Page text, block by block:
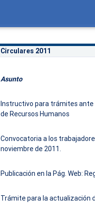
Circulares 2011
Asunto
Instructivo para trámites ante
de Recursos Humanos
Convocatoria a los
noviembre de 2011.
Publicación en la Pág. Web:
Trámite para la actualización